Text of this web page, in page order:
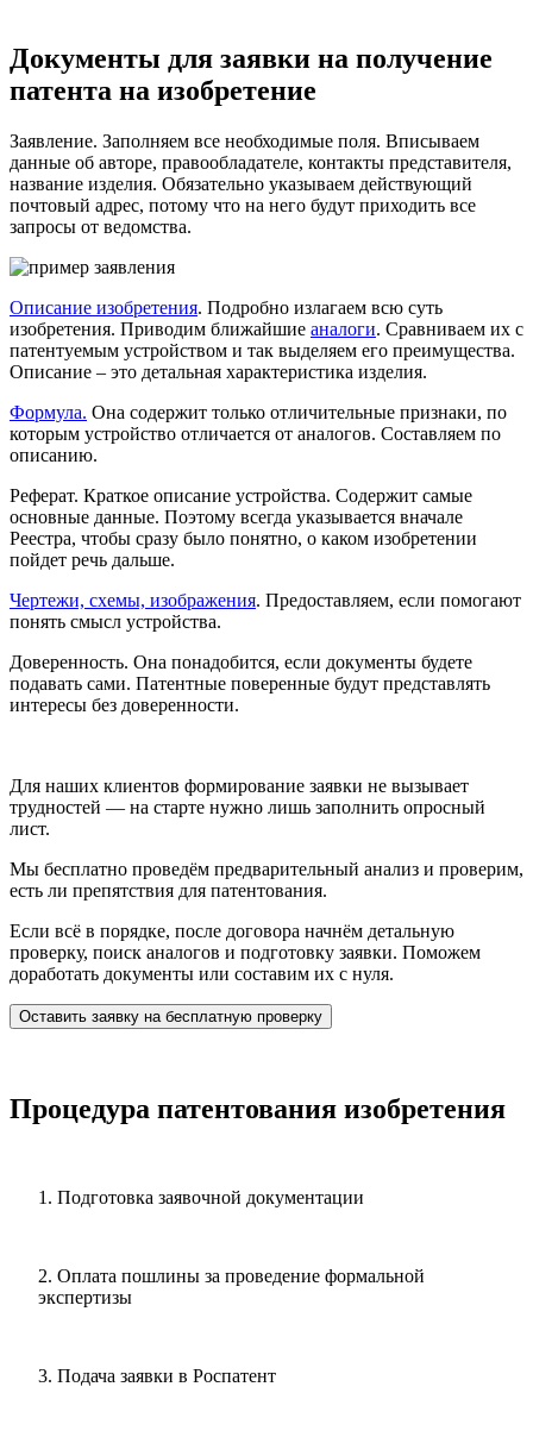
Документы для заявки на получение
патента на изобретение
Заявление. Заполняем все необходимые поля. Вписываем
данные об авторе, правообладателе, контакты представителя,
название изделия. Обязательно указываем действующий
почтовый адрес, потому что на него будут приходить все
запросы от ведомства.
Описание изобретения. Подробно излагаем всю суть
изобретения. Приводим ближайшие аналоги. Сравниваем их с
патентуемым устройством и так выделяем его преимущества.
Описание – это детальная характеристика изделия.
Формула. Она содержит только отличительные признаки, по
которым устройство отличается от аналогов. Составляем по
описанию.
Реферат. Краткое описание устройства. Содержит самые
основные данные. Поэтому всегда указывается вначале
Реестра, чтобы сразу было понятно, о каком изобретении
пойдет речь дальше.
Чертежи, схемы, изображения. Предоставляем, если помогают
понять смысл устройства.
Доверенность. Она понадобится, если документы будете
подавать сами. Патентные поверенные будут представлять
интересы без доверенности.
Для наших клиентов формирование заявки не вызывает
трудностей — на старте нужно лишь заполнить опросный
лист.
Мы бесплатно проведём предварительный анализ и проверим,
есть ли препятствия для патентования.
Если всё в порядке, после договора начнём детальную
проверку, поиск аналогов и подготовку заявки. Поможем
доработать документы или составим их с нуля.
Оставить заявку на бесплатную проверку
Процедура патентования изобретения
1. Подготовка заявочной документации
2. Оплата пошлины за проведение формальной
экспертизы
3. Подача заявки в Роспатент